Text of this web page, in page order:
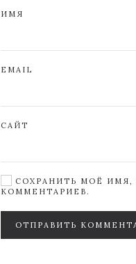
ИМЯ
EMAIL
САЙТ
СОХРАНИТЬ МОЁ ИМЯ,
КОММЕНТАРИЕВ.
ОТПРАВИТЬ